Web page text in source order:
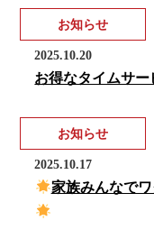
お知らせ
2025.10.20
お得なタイムサー
お知らせ
2025.10.17
家族みんなで